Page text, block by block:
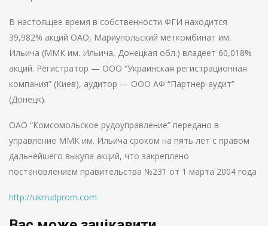
В настоящее время в собственности ФГИ находится
39,982% акций ОАО, Мариупольский меткомбинат им.
Ильича (ММК им. Ильича, Донецкая обл.) владеет 60,018%
акций. Регистратор — ООО “Украинская регистрационная
компания” (Киев), аудитор — ООО АФ “Партнер-аудит”
(Донецк).
ОАО “Комсомольское рудоуправление” передано в
управление ММК им. Ильича сроком на пять лет с правом
дальнейшего выкупа акций, что закреплено
постановлением правительства №231 от 1 марта 2004 года
http://ukrrudprom.com